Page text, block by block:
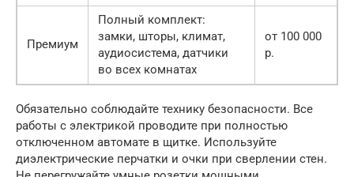
Премиум
Полный комплект:
замки, шторы, климат,
аудиосистема, датчики
во всех комнатах
от 100 000
р.
Обязательно соблюдайте технику безопасности. Все
работы с электрикой проводите при полностью
отключенном автомате в щитке. Используйте
диэлектрические перчатки и очки при сверлении стен.